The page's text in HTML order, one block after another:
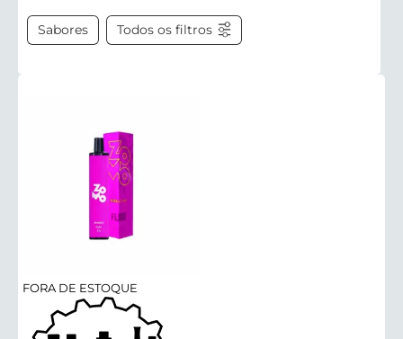
Sabores Todos os filtros
FORA DE ESTOQUE